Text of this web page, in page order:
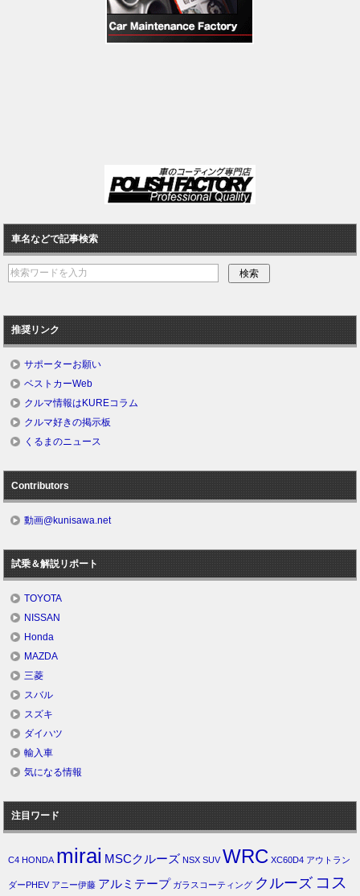
車名などで記事検索
推奨リンク
サポーターお願い
ベストカーWeb
クルマ情報はKUREコラム
クルマ好きの掲示板
くるまのニュース
Contributors
動画@kunisawa.net
試乗＆解説リポート
TOYOTA
NISSAN
Honda
MAZDA
三菱
スバル
スズキ
ダイハツ
輸入車
気になる情報
注目ワード
C4 HONDA mirai MSCクルーズ NSX SUV WRC XC60D4 アウトラン
ダーPHEV アニー伊藤 アルミテープ ガラスコーティング クルーズ コス